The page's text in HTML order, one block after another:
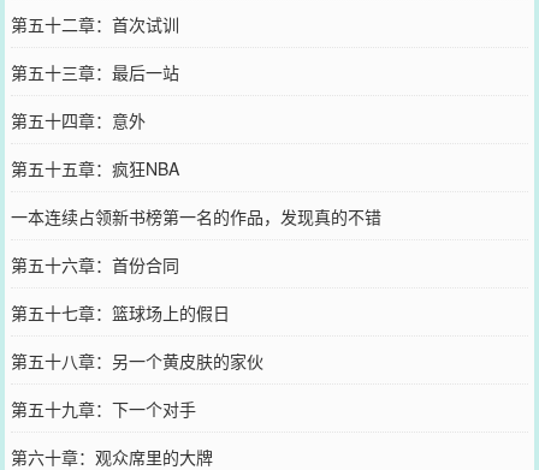
第五十二章：首次试训
第五十三章：最后一站
第五十四章：意外
第五十五章：疯狂NBA
一本连续占领新书榜第一名的作品，发现真的不错
第五十六章：首份合同
第五十七章：篮球场上的假日
第五十八章：另一个黄皮肤的家伙
第五十九章：下一个对手
第六十章：观众席里的大牌